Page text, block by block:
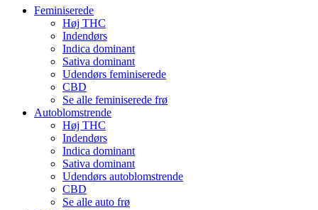
Feminiserede
Høj THC
Indendørs
Indica dominant
Sativa dominant
Udendørs feminiserede
CBD
Se alle feminiserede frø
Autoblomstrende
Høj THC
Indendørs
Indica dominant
Sativa dominant
Udendørs autoblomstrende
CBD
Se alle auto frø